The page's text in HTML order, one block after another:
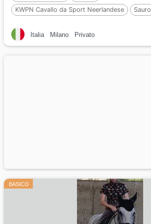
KWPN Cavallo da Sport Neerlandese
Sauro
Italia
Milano Privato
BASICO